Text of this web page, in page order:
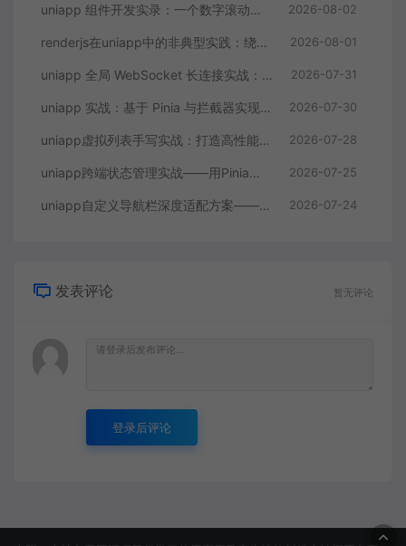
uniapp 组件开发实录：一个数字滚动动画，我为什么坚决不用 setInterval 2026-08-02
renderjs在uniapp中的非典型实践：绕过跨端通信瓶颈构建实时数据大屏 2026-08-01
uniapp 全局 WebSocket 长连接实战：心跳重连与订单实时推送的完整方案 2026-07-31
uniapp 实战：基于 Pinia 与拦截器实现 JWT 无感刷新与 API 统一封装 2026-07-30
uniapp虚拟列表手写实战：打造高性能无限滚动列表组件 2026-07-28
uniapp跨端状态管理实战——用Pinia拆解多端共享与差异化的困局 2026-07-25
uniapp自定义导航栏深度适配方案——揪出多端差异的隐藏规则 2026-07-24
发表评论 暂无评论
登录后评论